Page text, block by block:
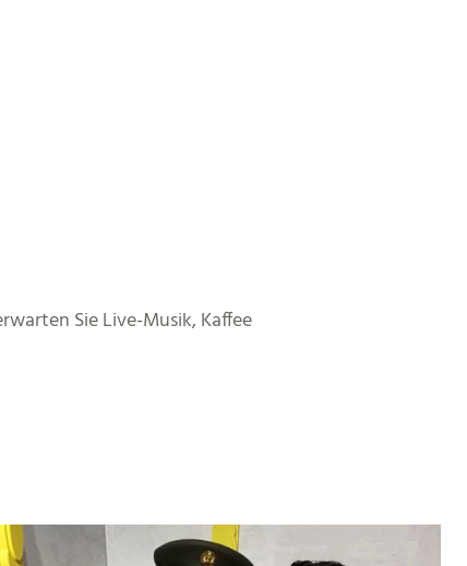
Sie Live-Musik, Kaffee